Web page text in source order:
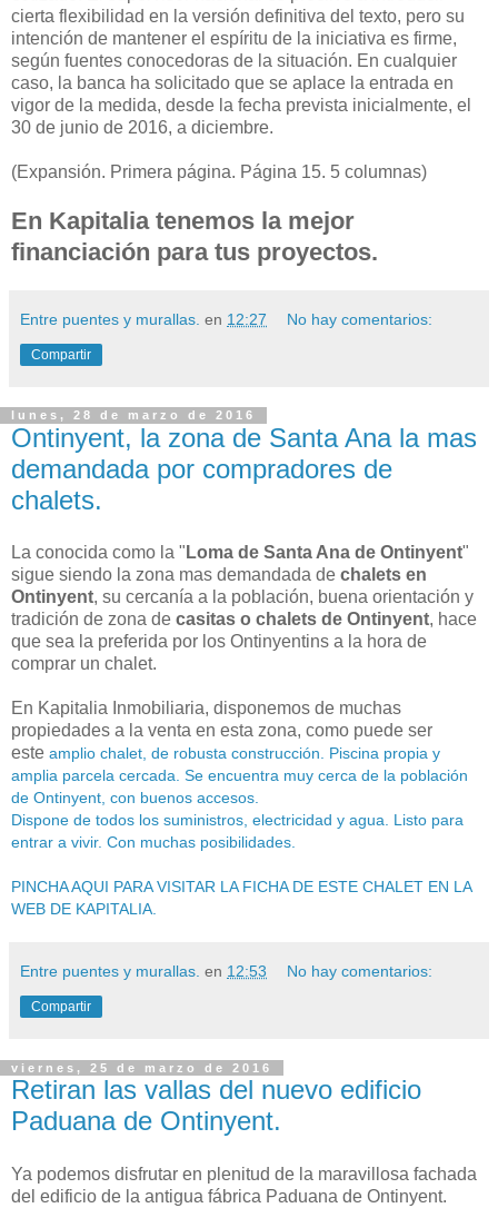
cierta flexibilidad en la versión definitiva del texto, pero su
intención de mantener el espíritu de la iniciativa es firme,
según fuentes conocedoras de la situación. En cualquier
caso, la banca ha solicitado que se aplace la entrada en
vigor de la medida, desde la fecha prevista inicialmente, el
30 de junio de 2016, a diciembre.
(Expansión. Primera página. Página 15. 5 columnas)
En Kapitalia tenemos la mejor
financiación para tus proyectos.
Entre puentes y murallas. en 12:27 No hay comentarios:
Compartir
lunes, 28 de marzo de 2016
Ontinyent, la zona de Santa Ana la mas
demandada por compradores de
chalets.
La conocida como la " Loma de Santa Ana de Ontinyent"
sigue siendo la zona mas demandada de chalets en
Ontinyent, su cercanía a la población, buena orientación y
tradición de zona de casitas o chalets de Ontinyent, hace
que sea la preferida por los Ontinyentins a la hora de
comprar un chalet.
En Kapitalia Inmobiliaria, disponemos de muchas
propiedades a la venta en esta zona, como puede ser
este amplio chalet, de robusta construcción. Piscina propia y
amplia parcela cercada. Se encuentra muy cerca de la población
de Ontinyent, con buenos accesos.
Dispone de todos los suministros, electricidad y agua. Listo para
entrar a vivir. Con muchas posibilidades.
PINCHA AQUI PARA VISITAR LA FICHA DE ESTE CHALET EN LA
WEB DE KAPITALIA.
Entre puentes y murallas. en 12:53 No hay comentarios:
Compartir
viernes, 25 de marzo de 2016
Retiran las vallas del nuevo edificio
Paduana de Ontinyent.
Ya podemos disfrutar en plenitud de la maravillosa fachada
del edificio de la antigua fábrica Paduana de Ontinyent.